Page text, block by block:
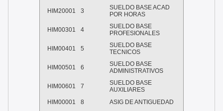
HIM20001 3
SUELDO BASE ACAD
POR HORAS
HIM00301 4
SUELDO BASE
PROFESIONALES
HIM00401 5
SUELDO BASE
TECNICOS
HIM00501 6
SUELDO BASE
ADMINISTRATIVOS
HIM00601 7
SUELDO BASE
AUXILIARES
HIM00001
8
ASIG DE ANTIGUEDAD